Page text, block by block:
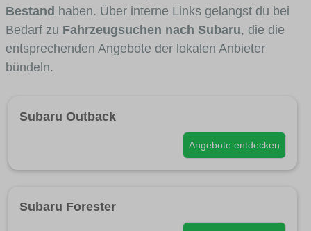
Bestand haben. Über interne Links gelangst du bei
Bedarf zu Fahrzeugsuchen nach Subaru, die die
entsprechenden Angebote der lokalen Anbieter
bündeln.
Subaru Outback
Angebote entdecken
Subaru Forester